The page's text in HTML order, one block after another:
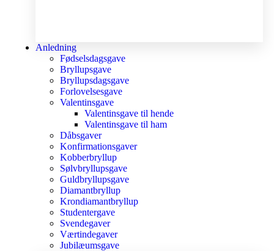
Anledning
Fødselsdagsgave
Bryllupsgave
Bryllupsdagsgave
Forlovelsesgave
Valentinsgave
Valentinsgave til hende
Valentinsgave til ham
Dåbsgaver
Konfirmationsgaver
Kobberbryllup
Sølvbryllupsgave
Guldbryllupsgave
Diamantbryllup
Krondiamantbryllup
Studentergave
Svendegaver
Værtindegaver
Jubilæumsgave